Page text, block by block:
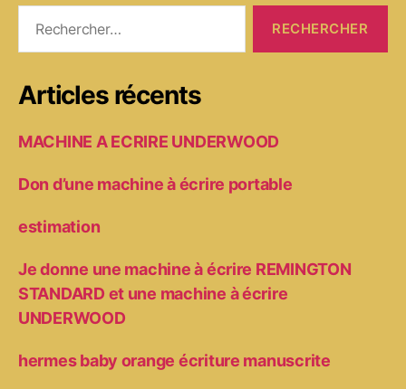
Articles récents
MACHINE A ECRIRE UNDERWOOD
Don d’une machine à écrire portable
estimation
Je donne une machine à écrire REMINGTON
STANDARD et une machine à écrire
UNDERWOOD
hermes baby orange écriture manuscrite